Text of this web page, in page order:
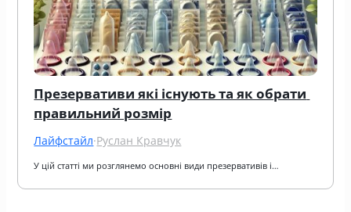
Презервативи які існують та як обрати
правильний розмір
Лайфстайл·Руслан Кравчук
У цій статті ми розглянемо основні види презервативів і…